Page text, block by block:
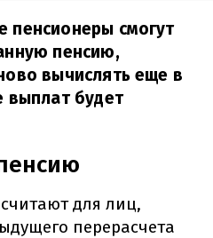
смогут
пенсию,
вычислять еще в
выплат будет
для лиц,
перерасчета